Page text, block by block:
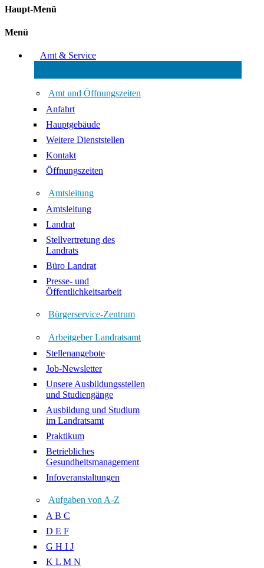
Haupt-Menü
Menü
Amt & Service
Amt und Öffnungszeiten
Anfahrt
Hauptgebäude
Weitere Dienststellen
Kontakt
Öffnungszeiten
Amtsleitung
Amtsleitung
Landrat
Stellvertretung des
Landrats
Büro Landrat
Presse- und
Öffentlichkeitsarbeit
Bürgerservice-Zentrum
Arbeitgeber Landratsamt
Stellenangebote
Job-Newsletter
Unsere Ausbildungsstellen
und Studiengänge
Ausbildung und Studium
im Landratsamt
Praktikum
Betriebliches
Gesundheitsmanagement
Infoveranstaltungen
Aufgaben von A-Z
A B C
D E F
G H I J
K L M N